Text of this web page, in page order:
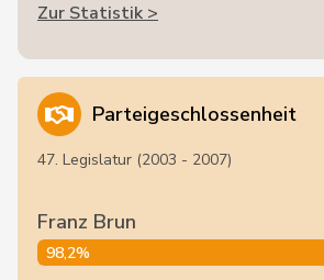
Zur Statistik >
Parteigeschlossenheit
47. Legislatur (2003 - 2007)
Franz Brun
98,2%